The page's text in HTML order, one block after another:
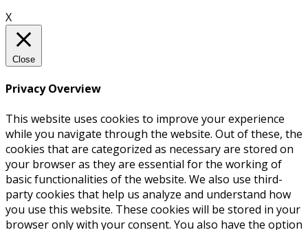
X
Close
Privacy Overview
This website uses cookies to improve your experience
while you navigate through the website. Out of these, the
cookies that are categorized as necessary are stored on
your browser as they are essential for the working of
basic functionalities of the website. We also use third-
party cookies that help us analyze and understand how
you use this website. These cookies will be stored in your
browser only with your consent. You also have the option